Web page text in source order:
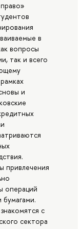
в
вопросы
так и всего
и
привлечения
операций
с
сектора